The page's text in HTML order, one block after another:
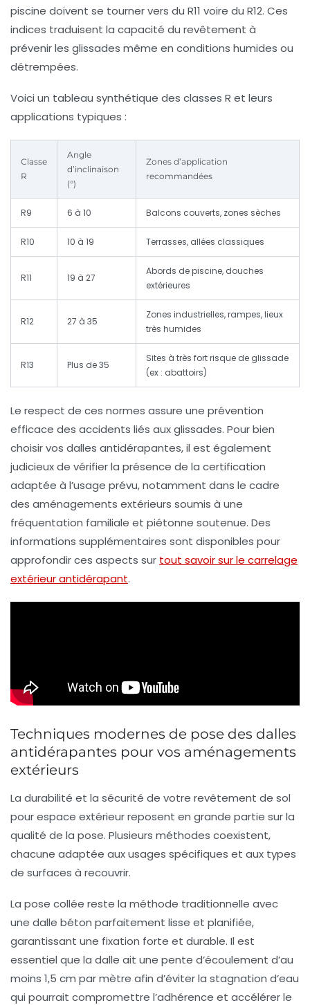
piscine doivent se tourner vers du R11 voire du R12. Ces
indices traduisent la capacité du revêtement à
prévenir les glissades même en conditions humides ou
détrempées.
Voici un tableau synthétique des classes R et leurs
applications typiques :
Classe
R
Angle
d’inclinaison
(°)
Zones d’application
recommandées
R9 6 à 10 Balcons couverts, zones sèches
R10 10 à 19 Terrasses, allées classiques
R11 19 à 27
Abords de piscine, douches
extérieures
R12 27 à 35
Zones industrielles, rampes, lieux
très humides
R13 Plus de 35
Sites à très fort risque de glissade
(ex : abattoirs)
Le respect de ces normes assure une prévention
efficace des accidents liés aux glissades. Pour bien
choisir vos dalles antidérapantes, il est également
judicieux de vérifier la présence de la certification
adaptée à l’usage prévu, notamment dans le cadre
des aménagements extérieurs soumis à une
fréquentation familiale et piétonne soutenue. Des
informations supplémentaires sont disponibles pour
approfondir ces aspects sur tout savoir sur le carrelage
extérieur antidérapant.
Techniques modernes de pose des dalles
antidérapantes pour vos aménagements
extérieurs
La durabilité et la sécurité de votre revêtement de sol
pour espace extérieur reposent en grande partie sur la
qualité de la pose. Plusieurs méthodes coexistent,
chacune adaptée aux usages spécifiques et aux types
de surfaces à recouvrir.
La pose collée reste la méthode traditionnelle avec
une dalle béton parfaitement lisse et planifiée,
garantissant une fixation forte et durable. Il est
essentiel que la dalle ait une pente d’écoulement d’au
moins 1,5 cm par mètre afin d’éviter la stagnation d’eau
qui pourrait compromettre l’adhérence et accélérer le